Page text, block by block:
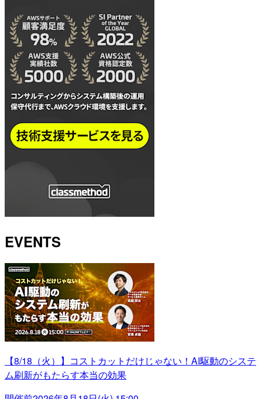
EVENTS
【8/18（火）】コストカットだけじゃない！AI駆動のシステ
ム刷新がもたらす本当の効果